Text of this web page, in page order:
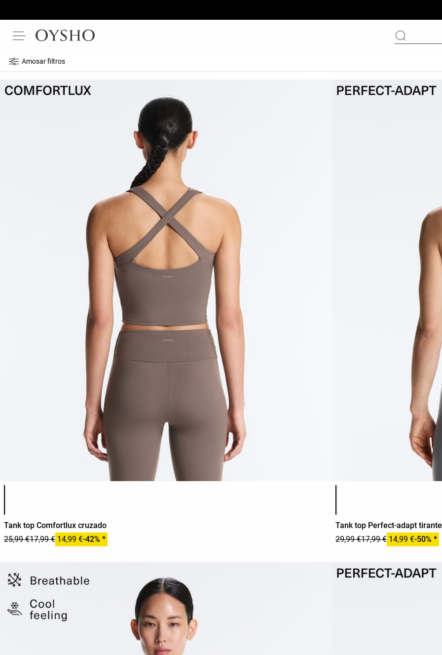
Amosar filtros
Lista de cores do produto
Tank top Comfortlux cruzado
25,99 €17,99 € 14,99 €-42% *
Lista de cores do produto
Tank top Perfect-adapt
29,99 €17,99 € 14,99 €-50% *